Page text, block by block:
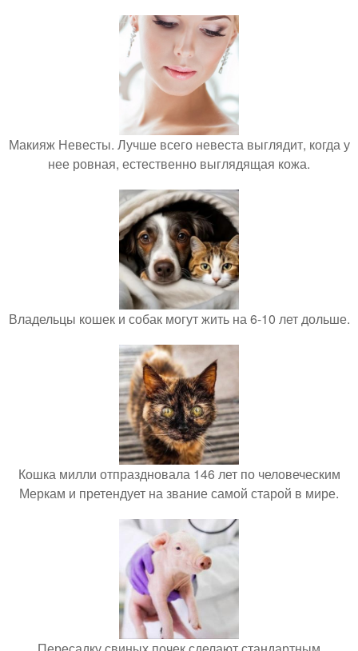
Макияж Невесты. Лучше всего невеста выглядит, когда у
нее ровная, естественно выглядящая кожа.
Владельцы кошек и собак могут жить на 6-10 лет дольше.
Кошка милли отпраздновала 146 лет по человеческим
Меркам и претендует на звание самой старой в мире.